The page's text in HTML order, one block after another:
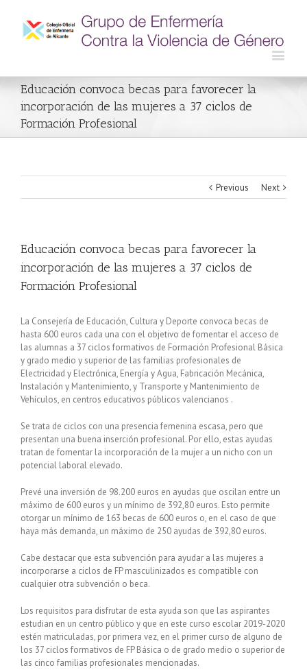
Educación convoca becas para favorecer la
incorporación de las mujeres a 37 ciclos de
Formación Profesional
Previous Next
Educación convoca becas para favorecer la
incorporación de las mujeres a 37 ciclos de
Formación Profesional
La Consejería de Educación, Cultura y Deporte convoca becas de
hasta 600 euros cada una con el objetivo de fomentar el acceso de
las alumnas a 37 ciclos formativos de Formación Profesional Básica
y grado medio y superior de las familias profesionales de
Electricidad y Electrónica, Energía y Agua, Fabricación Mecánica,
Instalación y Mantenimiento, y Transporte y Mantenimiento de
Vehículos, en centros educativos públicos valencianos .
Se trata de ciclos con una presencia femenina escasa, pero que
presentan una buena inserción profesional. Por ello, estas ayudas
tratan de fomentar la incorporación de la mujer a un nicho con un
potencial laboral elevado.
Prevé una inversión de 98.200 euros en ayudas que oscilan entre un
máximo de 600 euros y un mínimo de 392,80 euros. Esto permite
otorgar un mínimo de 163 becas de 600 euros o, en el caso de que
haya más demanda, un máximo de 250 ayudas de 392,80 euros.
Cabe destacar que esta subvención para ayudar a las mujeres a
incorporarse a ciclos de FP masculinizados es compatible con
cualquier otra subvención o beca.
Los requisitos para disfrutar de esta ayuda son que las aspirantes
estudian en un centro público y que en este curso escolar 2019-2020
estén matriculadas, por primera vez, en el primer curso de alguno de
los 37 ciclos formativos de FP Básica o de grado medio o superior de
las cinco familias profesionales mencionadas.